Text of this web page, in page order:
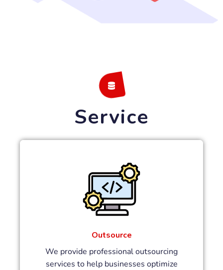
Service
Outsource
We provide professional outsourcing
services to help businesses optimize